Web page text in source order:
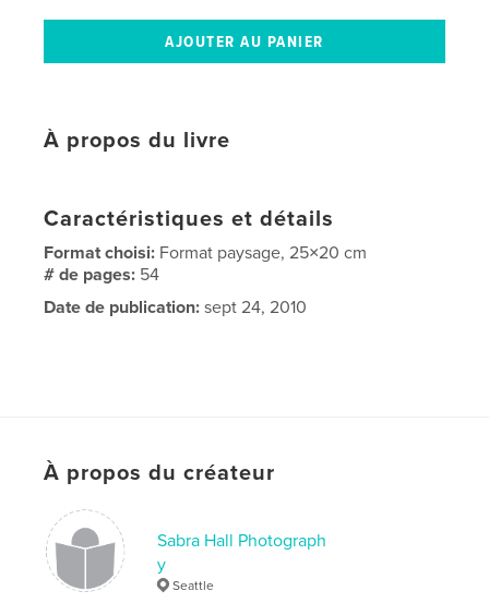
À propos du livre
Caractéristiques et détails
Format choisi: Format paysage, 25×20 cm
# de pages: 54
Date de publication: sept 24, 2010
À propos du créateur
Sabra Hall Photograph
y
Seattle